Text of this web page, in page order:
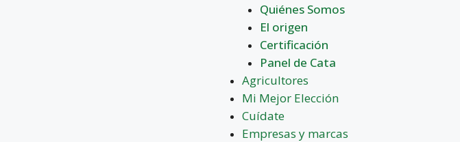
Quiénes Somos
El origen
Certificación
Panel de Cata
Agricultores
Mi Mejor Elección
Cuídate
Empresas y marcas